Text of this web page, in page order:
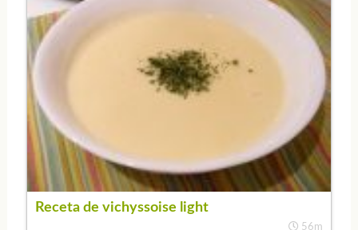
Receta de vichyssoise light
56m